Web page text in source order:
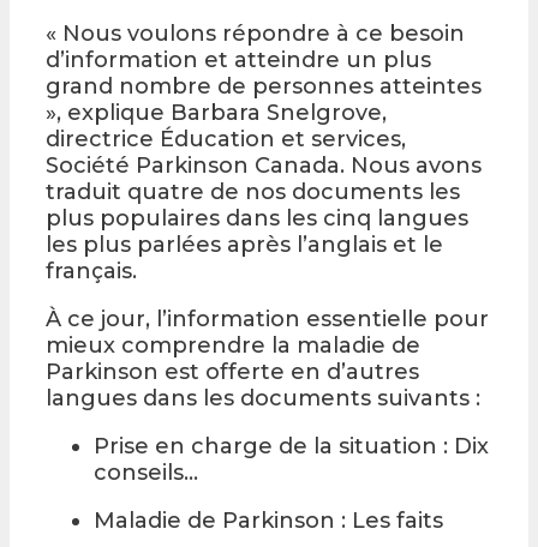
« Nous voulons répondre à ce besoin
d’information et atteindre un plus
grand nombre de personnes atteintes
», explique Barbara Snelgrove,
directrice Éducation et services,
Société Parkinson Canada. Nous avons
traduit quatre de nos documents les
plus populaires dans les cinq langues
les plus parlées après l’anglais et le
français.
À ce jour, l’information essentielle pour
mieux comprendre la maladie de
Parkinson est offerte en d’autres
langues dans les documents suivants :
Prise en charge de la situation : Dix
conseils…
Maladie de Parkinson : Les faits